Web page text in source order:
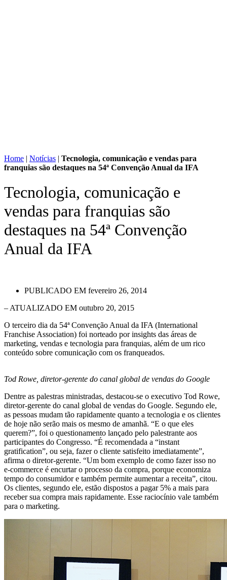
Home | Notícias | Tecnologia, comunicação e vendas para
franquias são destaques na 54ª Convenção Anual da IFA
Tecnologia, comunicação e
vendas para franquias são
destaques na 54ª Convenção
Anual da IFA
PUBLICADO EM fevereiro 26, 2014
– ATUALIZADO EM outubro 20, 2015
O terceiro dia da 54ª Convenção Anual da IFA (International
Franchise Association) foi norteado por insights das áreas de
marketing, vendas e tecnologia para franquias, além de um rico
conteúdo sobre comunicação com os franqueados.
Tod Rowe, diretor-gerente do canal global de vendas do Google
Dentre as palestras ministradas, destacou-se o executivo Tod Rowe,
diretor-gerente do canal global de vendas do Google. Segundo ele,
as pessoas mudam tão rapidamente quanto a tecnologia e os clientes
de hoje não serão mais os mesmo de amanhã. “E o que eles
querem?”, foi o questionamento lançado pelo palestrante aos
participantes do Congresso. “É recomendada a “instant
gratification”, ou seja, fazer o cliente satisfeito imediatamente”,
afirma o diretor-gerente. “Um bom exemplo de como fazer isso no
e-commerce é encurtar o processo da compra, porque economiza
tempo do consumidor e também permite aumentar a receita”, citou.
Os clientes, segundo ele, estão dispostos a pagar 5% a mais para
receber sua compra mais rapidamente. Esse raciocínio vale também
para o marketing.